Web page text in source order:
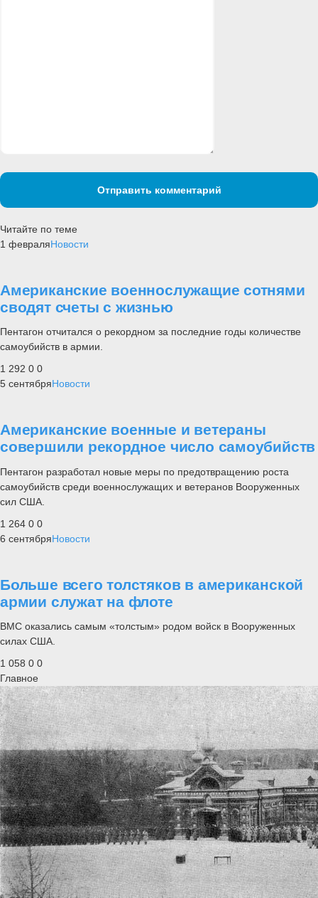
Отправить комментарий
Читайте по теме
1 февраляНовости
Американские военнослужащие сотнями
сводят счеты с жизнью
Пентагон отчитался о рекордном за последние годы количестве
самоубийств в армии.
1 292 0 0
5 сентябряНовости
Американские военные и ветераны
совершили рекордное число самоубийств
Пентагон разработал новые меры по предотвращению роста
самоубийств среди военнослужащих и ветеранов Вооруженных
сил США.
1 264 0 0
6 сентябряНовости
Больше всего толстяков в американской
армии служат на флоте
ВМС оказались самым «толстым» родом войск в Вооруженных
силах США.
1 058 0 0
Главное